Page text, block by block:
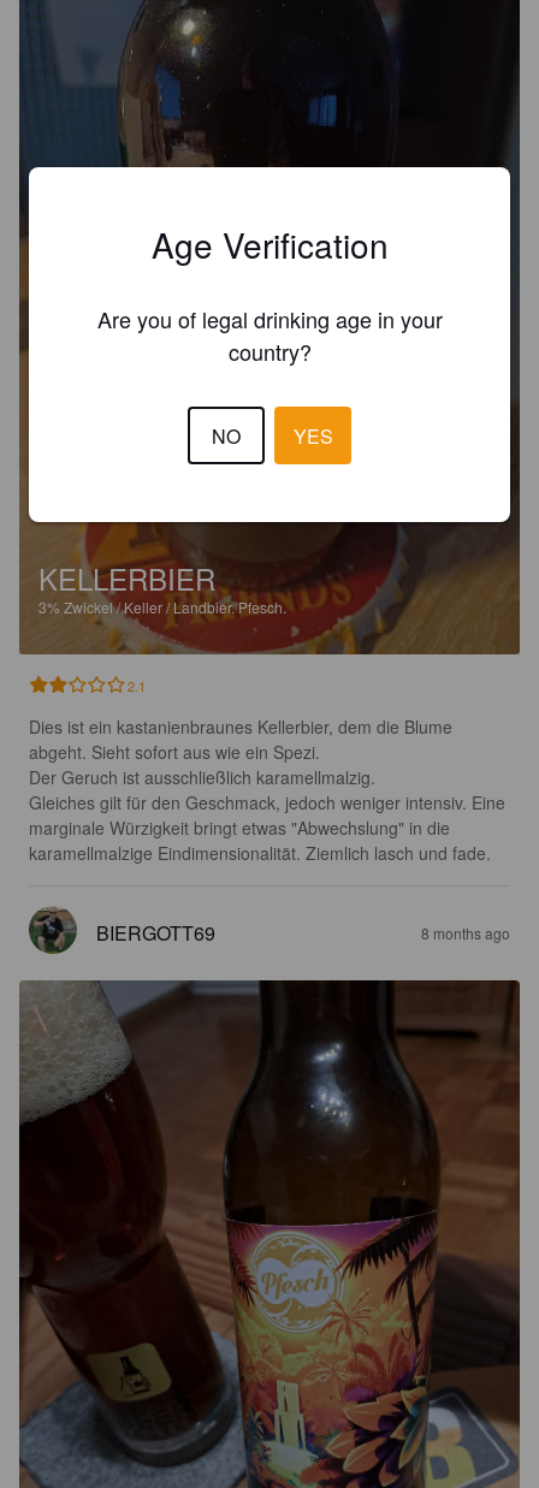
KELLERBIER
3% Zwickel / Keller / Landbier.Pfesch.
2.1
Dies ist ein kastanienbraunes Kellerbier, dem die Blume
abgeht. Sieht sofort aus wie ein Spezi.
Der Geruch ist ausschließlich karamellmalzig.
Gleiches gilt für den Geschmack, jedoch weniger intensiv. Eine
marginale Würzigkeit bringt etwas "Abwechslung" in die
karamellmalzige Eindimensionalität. Ziemlich lasch und fade.
BIERGOTT69 8 months ago
Age Verification
Are you of legal drinking age in your
country?
NO YES